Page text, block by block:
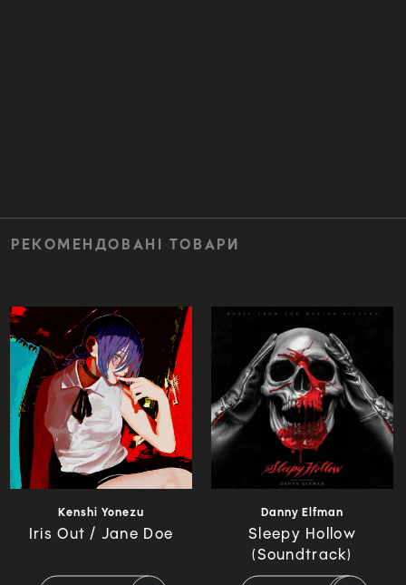
РЕКОМЕНДОВАНІ ТОВАРИ
Kenshi Yonezu
Iris Out / Jane Doe
Danny Elfman
Sleepy Hollow
(Soundtrack)